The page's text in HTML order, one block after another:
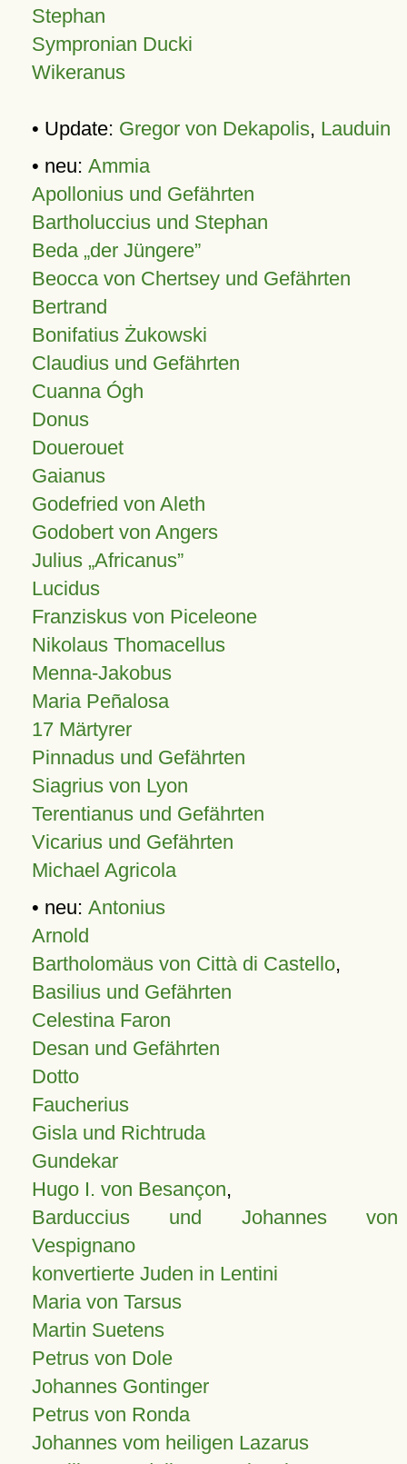
Stephan
Sympronian Ducki
Wikeranus
• Update: Gregor von Dekapolis, Lauduin
• neu: Ammia
Apollonius und Gefährten
Bartholuccius und Stephan
Beda „der Jüngere”
Beocca von Chertsey und Gefährten
Bertrand
Bonifatius Żukowski
Claudius und Gefährten
Cuanna Ógh
Donus
Douerouet
Gaianus
Godefried von Aleth
Godobert von Angers
Julius Africanus
Lucidus
Franziskus von Piceleone
Nikolaus Thomacellus
Menna-Jakobus
Maria Peñalosa
17 Märtyrer
Pinnadus und Gefährten
Siagrius von Lyon
Terentianus und Gefährten
Vicarius und Gefährten
Michael Agricola
• neu: Antonius
Arnold
Bartholomäus von Città di Castello,
Basilius und Gefährten
Celestina Faron
Desan und Gefährten
Dotto
Faucherius
Gisla und Richtruda
Gundekar
Hugo I. von Besançon,
Barduccius und Johannes von
Vespignano
konvertierte Juden in Lentini
Maria von Tarsus
Martin Suetens
Petrus von Dole
Johannes Gontinger
Petrus von Ronda
Johannes vom heiligen Lazarus